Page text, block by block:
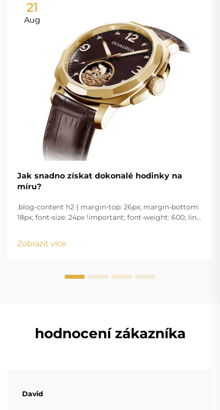
21
Aug
Jak snadno získat dokonalé hodinky na
míru?
.blog-content h2 { margin-top: 26px; margin-bottom:
18px; font-size: 24px !important; font-weight: 600; line-
w...
Zobrazit více
hodnocení zákazníka
David